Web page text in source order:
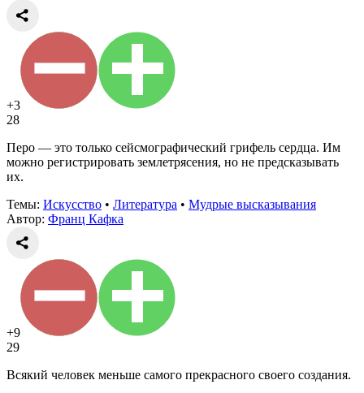
+3
28
Перо — это только сейсмографический грифель сердца. Им
можно регистрировать землетрясения, но не предсказывать
их.
Темы: Искусство • Литература • Мудрые высказывания
Автор: Франц Кафка
+9
29
Всякий человек меньше самого прекрасного своего создания.